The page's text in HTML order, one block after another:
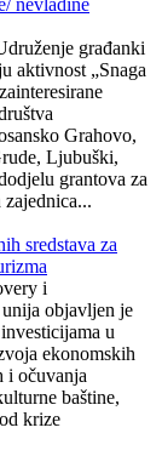
nevladine
građanki
aktivnost „Snaga
Grahovo,
Ljubuški,
grantova za
sredstava za
i
objavljen je
u
ekonomskih
i očuvanja
baštine,
krize